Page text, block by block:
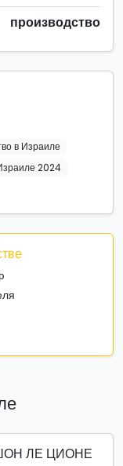
производство
в Израиле
2024
ЛЕ ЦИОНЕ